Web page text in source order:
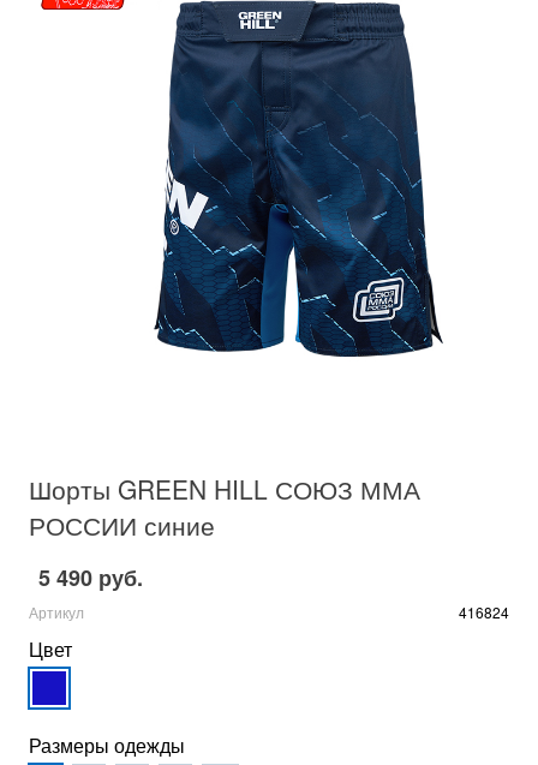
Шорты GREEN HILL СОЮЗ ММА
РОССИИ синие
5 490 руб.
Артикул 416824
Цвет
Размеры одежды